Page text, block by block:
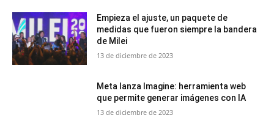
Empieza el ajuste, un paquete de
medidas que fueron siempre la bandera
de Milei
13 de diciembre de 2023
Meta lanza Imagine: herramienta web
que permite generar imágenes con IA
13 de diciembre de 2023